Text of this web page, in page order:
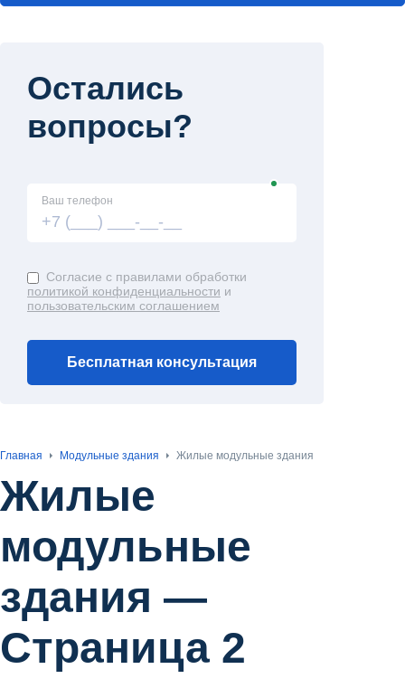
Остались
вопросы?
Ваш телефон
Согласие с правилами обработки
политикой конфиденциальности и
пользовательским соглашением
Бесплатная консультация
Главная Модульные здания Жилые модульные здания
Жилые
модульные
здания —
Страница 2